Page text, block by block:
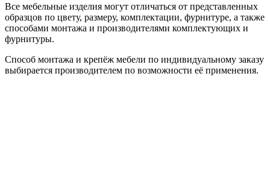
Все мебельные изделия могут отличаться от представленных
образцов по цвету, размеру, комплектации, фурнитуре, а также
способами монтажа и производителями комплектующих и
фурнитуры.
Способ монтажа и крепёж мебели по индивидуальному заказу
выбирается производителем по возможности её применения.